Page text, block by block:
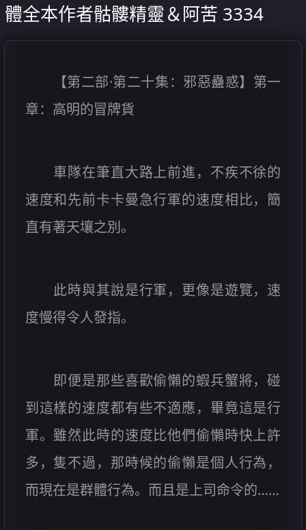
體全本作者骷髏精靈＆阿苦 3334
【第二部·第二十集：邪惡蠱惑】第一
章：高明的冒牌貨
車隊在筆直大路上前進，不疾不徐的
速度和先前卡卡曼急行軍的速度相比，簡
直有著天壤之別。
此時與其說是行軍，更像是遊覽，速
度慢得令人發指。
即便是那些喜歡偷懶的蝦兵蟹將，碰
到這樣的速度都有些不適應，畢竟這是行
軍。雖然此時的速度比他們偷懶時快上許
多，隻不過，那時候的偷懶是個人行為，
而現在是群體行為。而且是上司命令的……